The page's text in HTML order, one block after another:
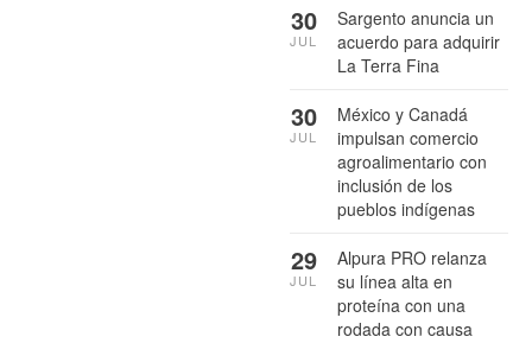
Sargento anuncia un
acuerdo para adquirir
La Terra Fina
30
JUL
México y Canadá
impulsan comercio
agroalimentario con
inclusión de los
pueblos indígenas
30
JUL
Alpura PRO relanza
su línea alta en
proteína con una
rodada con causa
29
JUL